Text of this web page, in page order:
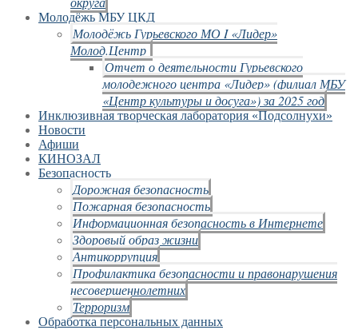
Молодёжь МБУ ЦКД
Молодёжь Гурьевского МО I «Лидер»
Молод.Центр
Отчет о деятельности Гурьевского
молодежного центра «Лидер» (филиал МБУ
«Центр культуры и досуга») за 2025 год
Инклюзивная творческая лаборатория «Подсолнухи»
Новости
Афиши
КИНОЗАЛ
Безопасность
Дорожная безопасность
Пожарная безопасность
Информационная безопасность в Интернете
Здоровый образ жизни
Антикоррупция
Профилактика безопасности и правонарушения
несовершеннолетних
Терроризм
Обработка персональных данных